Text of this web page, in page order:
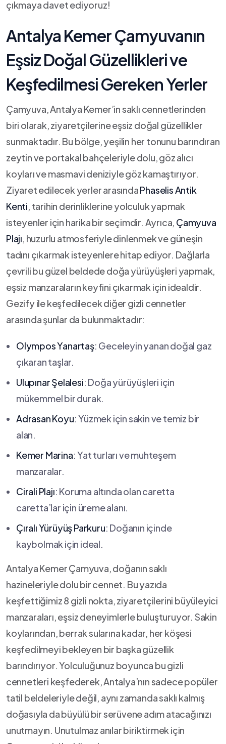
çıkmaya davet ediyoruz!
Antalya‌ Kemer Çamyuvanın
Eşsiz Doğal Güzellikleri ve
Keşfedilmesi Gereken Yerler
Çamyuva, Antalya Kemer’in saklı cennetlerinden
biri olarak, ziyaretçilerine eşsiz doğal güzellikler
sunmaktadır. Bu bölge, yeşilin her tonunu barındıran
zeytin ve portakal‌ bahçeleriyle dolu, ⁣göz alıcı
koyları ve masmavi deniziyle göz⁢ kamaştırıyor.
Ziyaret edilecek yerler arasındaPhaselis Antik
Kenti, tarihin derinliklerine yolculuk yapmak
isteyenler​ için harika bir seçimdir. Ayrıca, Çamyuva
Plajı, huzurlu atmosferiyle dinlenmek ve‍ güneşin
tadını çıkarmak isteyenlere hitap ediyor.​ Dağlarla‍
çevrili bu güzel beldede doğa yürüyüşleri​ yapmak,
eşsiz manzaraların keyfini çıkarmak için idealdir.
Gezify ile keşfedilecek diğer ‍gizli cennetler
arasında⁢ şunlar da bulunmaktadır:
Olympos Yanartaş: Geceleyin yanan doğal gaz
çıkaran taşlar.
Ulupınar Şelalesi: Doğa yürüyüşleri ‍için
mükemmel bir ​durak.
Adrasan Koyu: Yüzmek için sakin ve temiz bir
alan.
Kemer Marina: Yat turları ve muhteşem
manzaralar.
Cirali ‍Plajı: Koruma altında olan caretta‍
caretta’lar için üreme alanı.
Çıralı Yürüyüş Parkuru: Doğanın içinde
kaybolmak için‍ ideal.
Antalya Kemer Çamyuva, doğanın saklı
hazineleriyle dolu bir cennet. Bu yazıda
keşfettiğimiz 8 gizli nokta, ziyaretçilerini büyüleyici
manzaraları, eşsiz deneyimlerle buluşturuyor. Sakin
koylarından, berrak sularına kadar, her köşesi
keşfedilmeyi bekleyen bir başka ⁤güzellik
barındırıyor. Yolculuğunuz boyunca bu gizli
⁤cennetleri keşfederek,⁣ Antalya’nın sadece⁤ popüler
tatil beldeleriyle değil, aynı zamanda saklı kalmış
doğasıyla⁢ da ⁣büyülü bir serüvene adım atacağınızı
unutmayın. Unutulmaz anılar biriktirmek için